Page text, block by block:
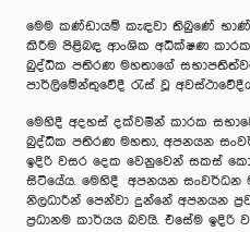
මෙම කණ්ඩායම් කැඳවා තිබුණේ
කිරීම පිළිබඳ ආංශික අධීක්ෂණ කාරක
බුද්ධික පතිරණ මහතාගේ
පාර්ලිමේන්තුවේදී රැස් වූ
මෙහිදී අදහස් දක්වමින් කාරක
බුද්ධික පතිරණ මහතා, අපනයන
ඉදිරි වසර දෙක වෙනුවෙන් සකස්
සිටියේය. මෙහිදී අපනයන
නිලධාරීන් පෙන්වා දුන්නේ අපනයන
ප්‍රධානම කාර්යය බවයි. එසේම